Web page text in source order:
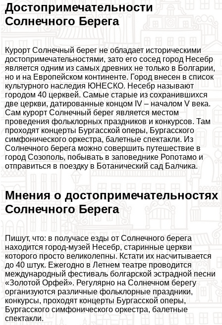
Достопримечательности
Солнечного Берега
Курорт Солнечный берег не обладает историческими
достопримечательностями, зато его сосед город Несебр
является одним из самых древних не только в Болгарии,
но и на Европейском континенте. Город внесен в список
культурного наследия ЮНЕСКО. Несебр называют
городом 40 церквей. Самые старые из сохранившихся
две церкви, датированные концом IV – началом V века.
Сам курорт Солнечный берег является местом
проведения фольклорных праздников и конкурсов. Там
проходят концерты Бургасской оперы, Бургасского
симфонического оркестра, балетные спектакли. Из
Солнечного берега можно совершить путешествие в
город Созополь, побывать в заповеднике Ропотамо и
отправиться в поездку в Ботанический сад Балчика.
Мнения о достопримечательностях
Солнечного Берега
Пишут, что: в получасе езды от Солнечного берега
находится город-музей Несебр, старинные церкви
которого просто великолепны. Кстати их насчитывается
до 40 штук. Ежегодно в Летнем театре проводится
международный фестиваль болгарской эстрадной песни
«Золотой Орфей». Регулярно на Солнечном берегу
организуются различные фольклорные праздники,
конкурсы, проходят концерты Бургасской оперы,
Бургасского симфонического оркестра, балетные
спектакли.